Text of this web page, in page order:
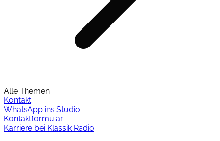
Alle Themen
Kontakt
WhatsApp ins Studio
Kontaktformular
Karriere bei Klassik Radio